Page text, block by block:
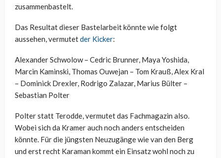
zusammenbastelt.
Das Resultat dieser Bastelarbeit könnte wie folgt
aussehen, vermutetder Kicker:
Alexander Schwolow – Cedric Brunner, Maya Yoshida,
Marcin Kaminski, Thomas Ouwejan – Tom Krauß, Alex Kral
– Dominick Drexler, Rodrigo Zalazar, Marius Bülter –
Sebastian Polter
Polter statt Terodde, vermutet das Fachmagazin also.
Wobei sich da Kramer auch noch anders entscheiden
könnte. Für die jüngsten Neuzugänge wie van den Berg
und erst recht Karaman kommt ein Einsatz wohl noch zu